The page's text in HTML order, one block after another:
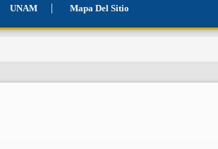
UNAM Mapa Del Sitio